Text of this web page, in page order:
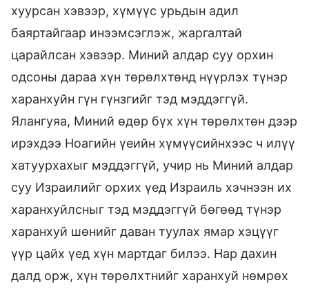
хуурсан хэвээр, хүмүүс урьдын адил
баяртайгаар инээмсэглэж, жаргалтай
царайлсан хэвээр. Миний алдар суу орхин
одсоны дараа хүн төрөлхтөнд нүүрлэх түнэр
харанхуйн гүн гүнзгийг тэд мэддэггүй.
Ялангуяа, Миний өдөр бүх хүн төрөлхтөн дээр
ирэхдээ Ноагийн үеийн хүмүүсийнхээс ч илүү
хатуурхахыг мэддэггүй, учир нь Миний алдар
суу Израилийг орхих үед Израиль хэчнээн их
харанхуйлсныг тэд мэддэггүй бөгөөд түнэр
харанхуй шөнийг даван туулах ямар хэцүүг
үүр цайх үед хүн мартдаг билээ. Нар дахин
далд орж, хүн төрөлхтнийг харанхуй нөмрөх